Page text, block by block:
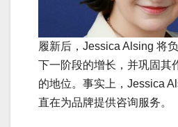
履新后，Jessica Alsing 将
下一阶段的增长，并巩固其
的地位。事实上，Jessica
直在为品牌提供咨询服务。